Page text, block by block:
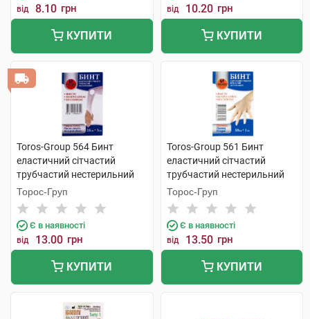
від 8.10 грн
КУПИТИ
від 10.20 грн
КУПИТИ
Toros-Group 564 Бинт
еластичний сітчастий
трубчастий нестерильний
25х3 см рука та лікоть 1 шт
Торос-Груп
Є в наявності
від 13.00 грн
КУПИТИ
Toros-Group 561 Бинт
еластичний сітчастий
трубчастий нестерильний
50х1 см палець 1 шт
Торос-Груп
Є в наявності
від 13.50 грн
КУПИТИ